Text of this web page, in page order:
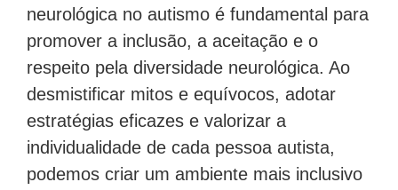
neurológica no autismo é fundamental para
promover a inclusão, a aceitação e o
respeito pela diversidade neurológica. Ao
desmistificar mitos e equívocos, adotar
estratégias eficazes e valorizar a
individualidade de cada pessoa autista,
podemos criar um ambiente mais inclusivo